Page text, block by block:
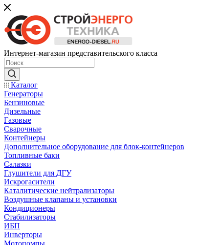
Интернет-магазин представительского класса
Каталог
Генераторы
Бензиновые
Дизельные
Газовые
Сварочные
Контейнеры
Дополнительное оборудование для блок-контейнеров
Топливные баки
Салазки
Глушители для ДГУ
Искрогасители
Каталитические нейтрализаторы
Воздушные клапаны и установки
Кондиционеры
Стабилизаторы
ИБП
Инверторы
Мотопомпы